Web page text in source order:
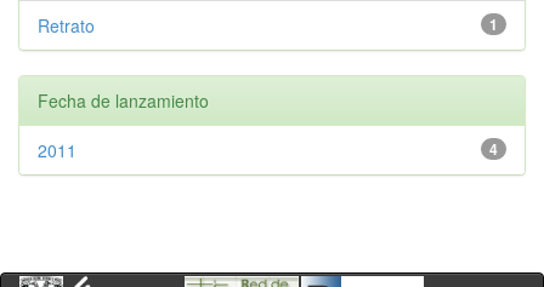
1
Retrato
Fecha de lanzamiento
4
2011